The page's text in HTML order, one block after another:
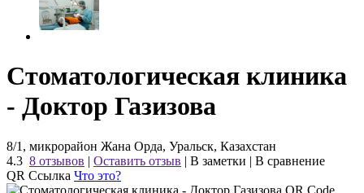
Стоматологическая клиника
- Доктор Газизова
8/1, микрорайон Жана Орда, Уральск, Казахстан
4.3 8 отзывов | Оставить отзыв | В заметки | В сравнение
QR Ссылка Что это?